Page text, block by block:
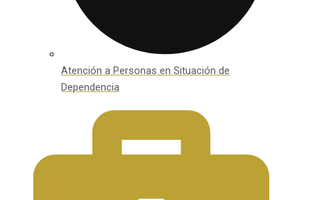
Atención a Personas en Situación de
Dependencia